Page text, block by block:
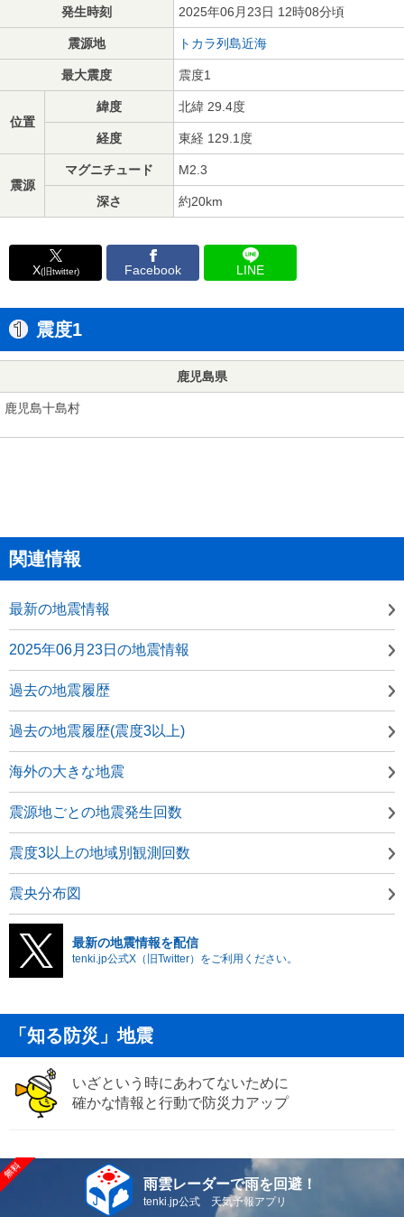
発生時刻 2025年06月23日 12時08分頃
震源地 トカラ列島近海
最大震度 震度1
位置
緯度 北緯 29.4度
経度 東経 129.1度
震源
マグニチュード M2.3
深さ 約20km
X(旧twitter) Facebook LINE
震度1
鹿児島県
鹿児島十島村
関連情報
最新の地震情報
2025年06月23日の地震情報
過去の地震履歴
過去の地震履歴(震度3以上)
海外の大きな地震
震源地ごとの地震発生回数
震度3以上の地域別観測回数
震央分布図
最新の地震情報を配信
tenki.jp公式X（旧Twitter）をご利用ください。
「知る防災」地震
いざという時にあわてないために
確かな情報と行動で防災力アップ
雨雲レーダーで雨を回避！
tenki.jp公式 天気予報アプリ